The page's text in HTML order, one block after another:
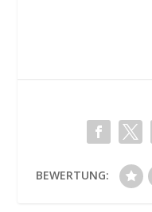
BEWERTUNG: